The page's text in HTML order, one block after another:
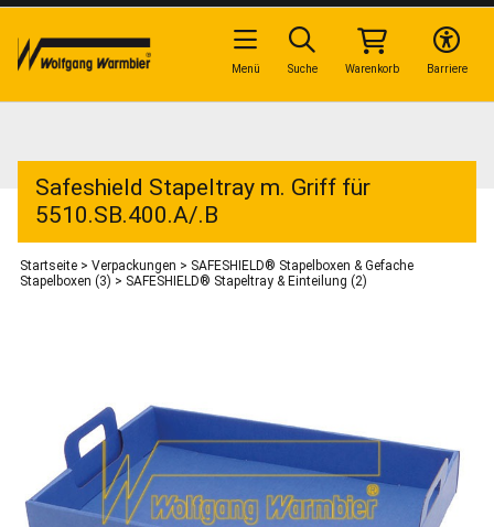
Safeshield Stapeltray m. Griff für
5510.SB.400.A/.B
Startseite > Verpackungen > SAFESHIELD® Stapelboxen & Gefache
Stapelboxen (3) > SAFESHIELD® Stapeltray & Einteilung (2)
Barriere
Warenkorb
Suche
Menü